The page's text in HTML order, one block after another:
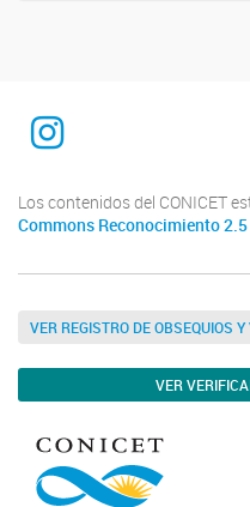
INTEQUI
Los contenidos del CONICET
Commons Reconocimiento
VER REGISTRO DE OBSEQUIOS
VER